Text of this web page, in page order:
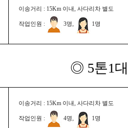
이송거리 : 15Km 이내, 사다리차 별도
작업인원 : 3명, 1명
◎ 5톤1
이송거리 : 15Km 이내, 사다리차 별도
작업인원 : 4명, 1명